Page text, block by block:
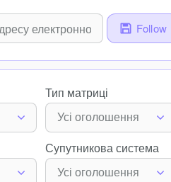
Follow
Тип матриці
Усі оголошення
Супутникова система
Усі оголошення